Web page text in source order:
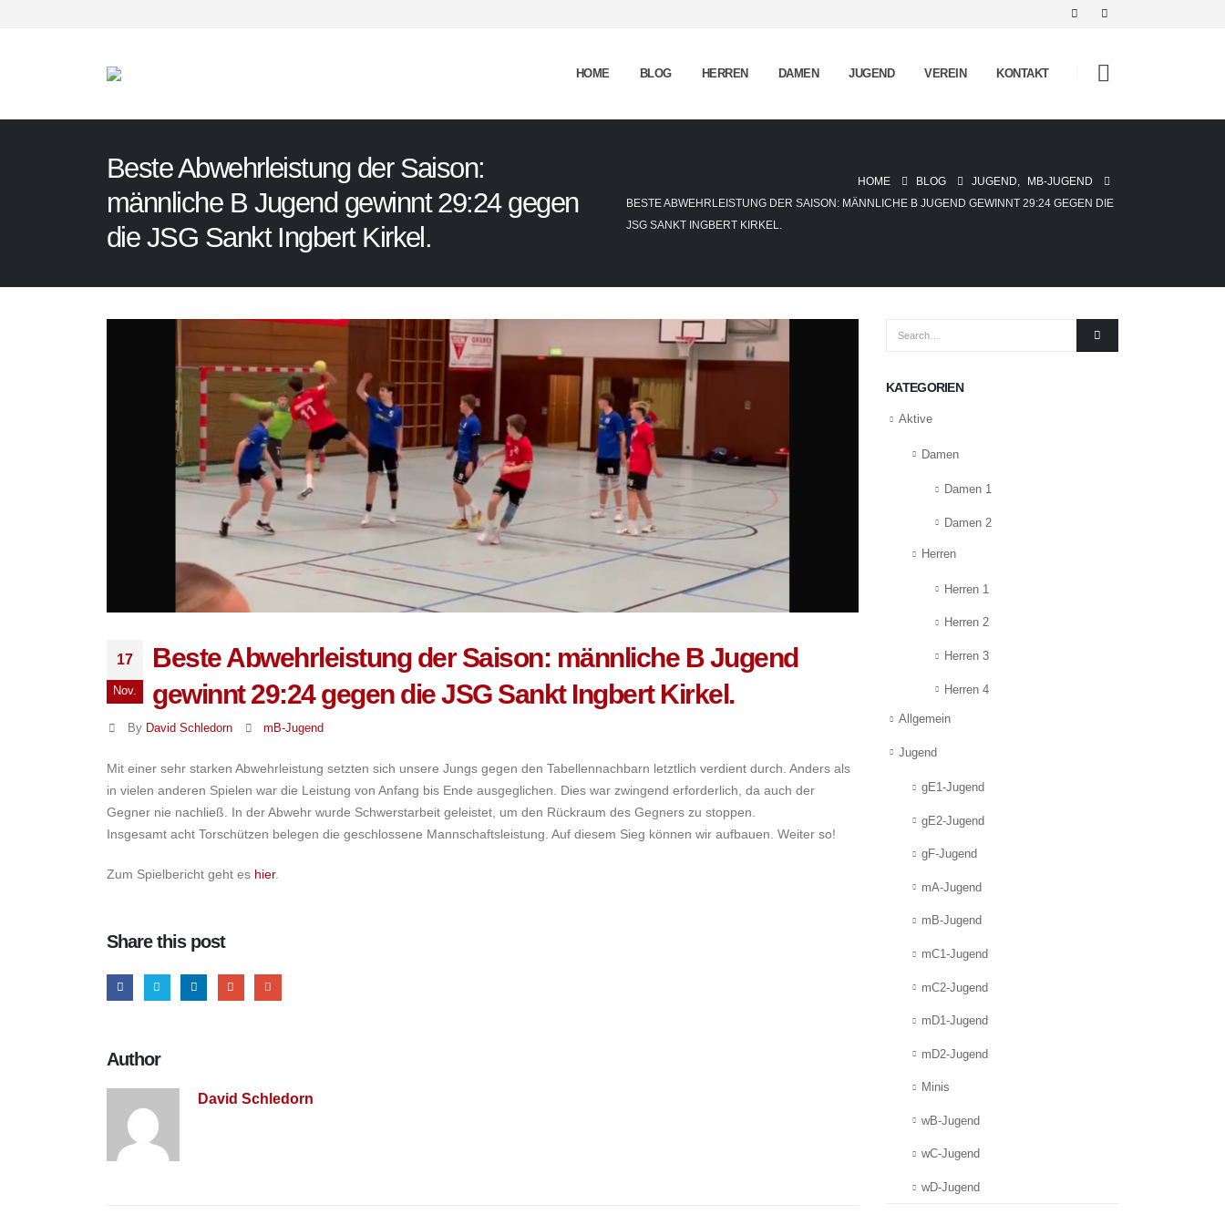
HOME BLOG HERREN DAMEN JUGEND VEREIN KONTAKT
Beste Abwehrleistung der Saison:
männliche B Jugend gewinnt 29:24 gegen
die JSG Sankt Ingbert Kirkel.
HOME BLOG JUGEND,
MB-JUGEND
BESTE ABWEHRLEISTUNG DER SAISON: MÄNNLICHE B JUGEND GEWINNT 29:24 GEGEN DIE
JSG SANKT INGBERT KIRKEL.
17
Nov.
Beste Abwehrleistung der Saison: männliche B Jugend
gewinnt 29:24 gegen die JSG Sankt Ingbert Kirkel.
By David Schledorn mB-Jugend
Mit einer sehr starken Abwehrleistung setzten sich unsere Jungs gegen den Tabellennachbarn letztlich verdient durch. Anders als
in vielen anderen Spielen war die Leistung von Anfang bis Ende ausgeglichen. Dies war zwingend erforderlich, da auch der
Gegner nie nachließ. In der Abwehr wurde Schwerstarbeit geleistet, um den Rückraum des Gegners zu stoppen.
Insgesamt acht Torschützen belegen die geschlossene Mannschaftsleistung. Auf diesem Sieg können wir aufbauen. Weiter so!
Zum Spielbericht geht es hier.
Share this post
Author
David Schledorn
KATEGORIEN
Aktive
Damen
Damen 1
Damen 2
Herren
Herren 1
Herren 2
Herren 3
Herren 4
Allgemein
Jugend
gE1-Jugend
gE2-Jugend
gF-Jugend
mA-Jugend
mB-Jugend
mC1-Jugend
mC2-Jugend
mD1-Jugend
mD2-Jugend
Minis
wB-Jugend
wC-Jugend
wD-Jugend